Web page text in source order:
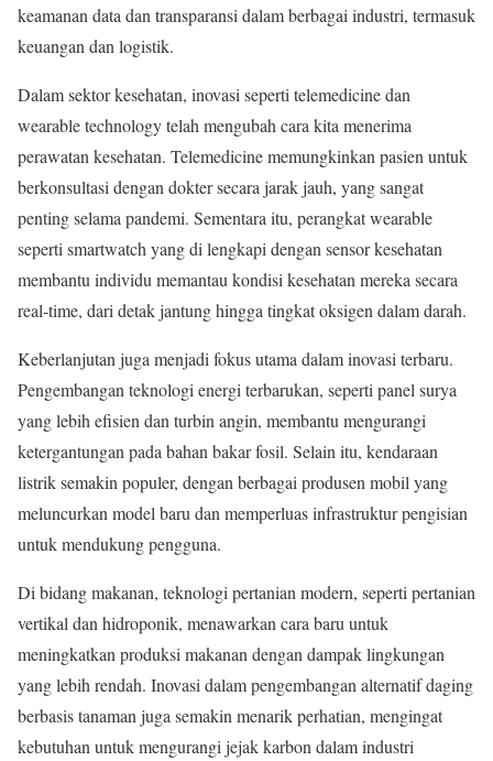
keamanan data dan transparansi dalam berbagai industri, termasuk
keuangan dan logistik.
Dalam sektor kesehatan, inovasi seperti telemedicine dan
wearable technology telah mengubah cara kita menerima
perawatan kesehatan. Telemedicine memungkinkan pasien untuk
berkonsultasi dengan dokter secara jarak jauh, yang sangat
penting selama pandemi. Sementara itu, perangkat wearable
seperti smartwatch yang di lengkapi dengan sensor kesehatan
membantu individu memantau kondisi kesehatan mereka secara
real-time, dari detak jantung hingga tingkat oksigen dalam darah.
Keberlanjutan juga menjadi fokus utama dalam inovasi terbaru.
Pengembangan teknologi energi terbarukan, seperti panel surya
yang lebih efisien dan turbin angin, membantu mengurangi
ketergantungan pada bahan bakar fosil. Selain itu, kendaraan
listrik semakin populer, dengan berbagai produsen mobil yang
meluncurkan model baru dan memperluas infrastruktur pengisian
untuk mendukung pengguna.
Di bidang makanan, teknologi pertanian modern, seperti pertanian
vertikal dan hidroponik, menawarkan cara baru untuk
meningkatkan produksi makanan dengan dampak lingkungan
yang lebih rendah. Inovasi dalam pengembangan alternatif daging
berbasis tanaman juga semakin menarik perhatian, mengingat
kebutuhan untuk mengurangi jejak karbon dalam industri